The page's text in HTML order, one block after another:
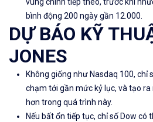
bình động 200 ngày gần 12.000.
DỰ BÁO KỸ
JONES
Không giống như Nasdaq 100, chỉ
chạm tới gần mức kỷ lục, và tạo
hơn trong quá trình này.
Nếu bất ổn tiếp tục, chỉ số Dow